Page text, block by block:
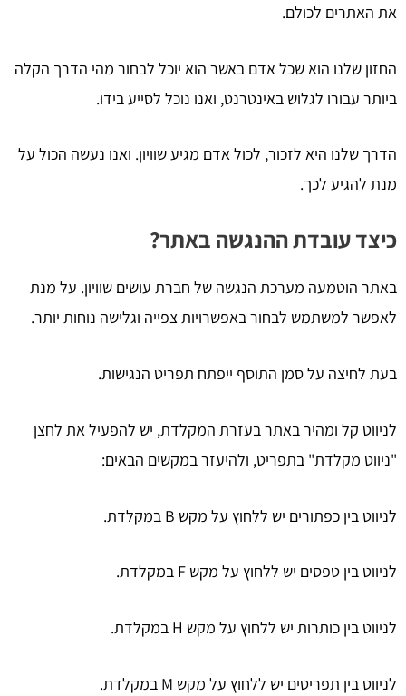
את האתרים לכולם.
החזון שלנו הוא שכל אדם באשר הוא יוכל לבחור מהי הדרך הקלה
ביותר עבורו לגלוש באינטרנט, ואנו נוכל לסייע בידו.
הדרך שלנו היא לזכור, לכול אדם מגיע שוויון. ואנו נעשה הכול על
מנת להגיע לכך.
כיצד עובדת ההנגשה באתר?
באתר הוטמעה מערכת הנגשה של חברת עושים שוויון. על מנת
לאפשר למשתמש לבחור באפשרויות צפייה וגלישה נוחות יותר.
בעת לחיצה על סמן התוסף ייפתח תפריט הנגישות.
לניווט קל ומהיר באתר בעזרת המקלדת, יש להפעיל את לחצן
"ניווט מקלדת" בתפריט, ולהיעזר במקשים הבאים:
לניווט בין כפתורים יש ללחוץ על מקש B במקלדת.
לניווט בין טפסים יש ללחוץ על מקש F במקלדת.
לניווט בין כותרות יש ללחוץ על מקש H במקלדת.
לניווט בין תפריטים יש ללחוץ על מקש M במקלדת.